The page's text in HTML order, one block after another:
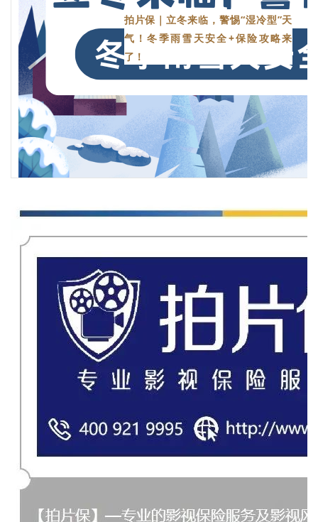
拍片保｜立冬来临，警惕“湿冷型”天
气！冬季雨雪天安全+保险攻略来
了！